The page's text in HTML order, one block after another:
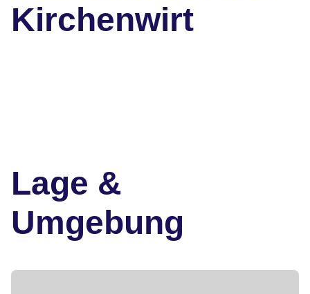
Kirchenwirt
Lage &
Umgebung